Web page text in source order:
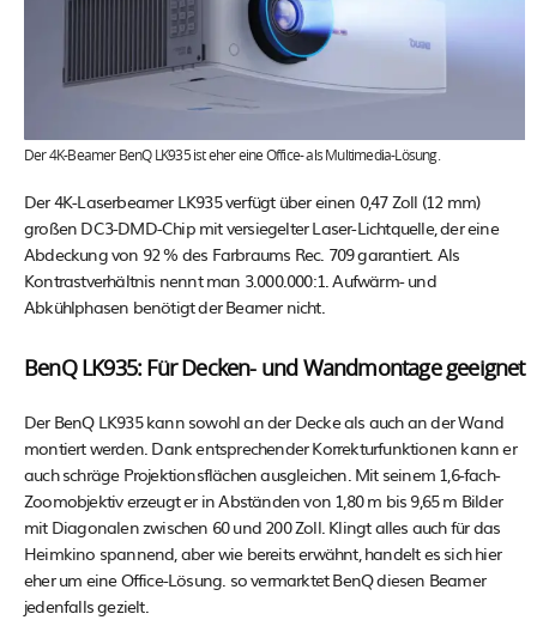
Der 4K-Beamer BenQ LK935 ist eher eine Office- als Multimedia-Lösung.
Der 4K-Laserbeamer LK935 verfügt über einen 0,47 Zoll (12 mm)
großen DC3-DMD-Chip mit versiegelter Laser-Lichtquelle, der eine
Abdeckung von 92 % des Farbraums Rec. 709 garantiert. Als
Kontrastverhältnis nennt man 3.000.000:1. Aufwärm- und
Abkühlphasen benötigt der Beamer nicht.
BenQ LK935: Für Decken- und Wandmontage geeignet
Der BenQ LK935 kann sowohl an der Decke als auch an der Wand
montiert werden. Dank entsprechender Korrekturfunktionen kann er
auch schräge Projektionsflächen ausgleichen. Mit seinem 1,6-fach-
Zoomobjektiv erzeugt er in Abständen von 1,80 m bis 9,65 m Bilder
mit Diagonalen zwischen 60 und 200 Zoll. Klingt alles auch für das
Heimkino spannend, aber wie bereits erwähnt, handelt es sich hier
eher um eine Office-Lösung. so vermarktet BenQ diesen Beamer
jedenfalls gezielt.